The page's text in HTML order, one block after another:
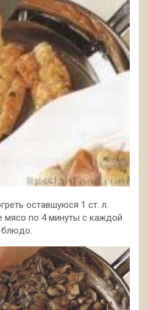
оставшуюся 1 ст. л.
мясо по 4 минуты с каждой
блюдо.